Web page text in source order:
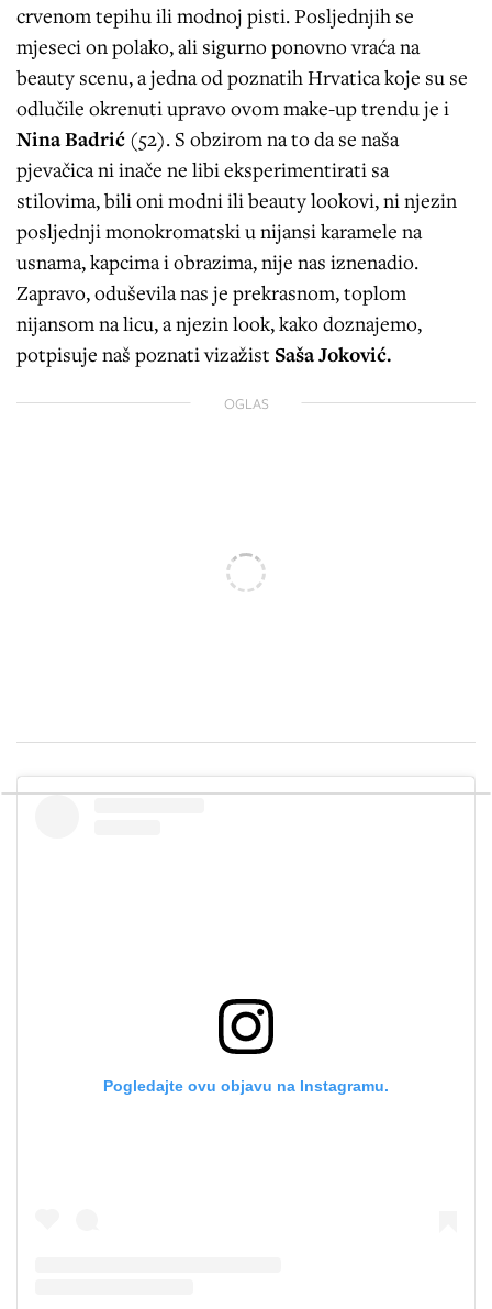
crvenom tepihu ili modnoj pisti. Posljednjih se
mjeseci on polako, ali sigurno ponovno vraća na
beauty scenu, a jedna od poznatih Hrvatica koje su se
odlučile okrenuti upravo ovom make-up trendu je i
Nina Badrić (52). S obzirom na to da se naša
pjevačica ni inače ne libi eksperimentirati sa
stilovima, bili oni modni ili beauty lookovi, ni njezin
posljednji monokromatski u nijansi karamele na
usnama, kapcima i obrazima, nije nas iznenadio.
Zapravo, oduševila nas je prekrasnom, toplom
nijansom na licu, a njezin look, kako doznajemo,
potpisuje naš poznati vizažist Saša Joković.
OGLAS
Pogledajte ovu objavu na Instagramu.